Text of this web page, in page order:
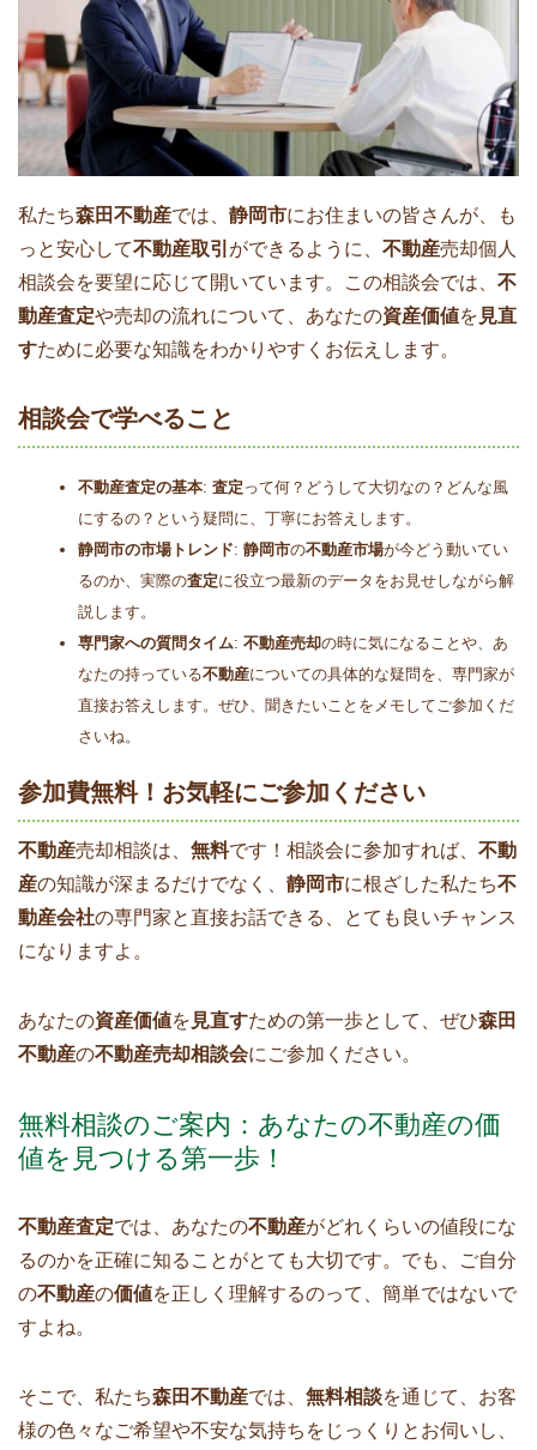
私たち森田不動産では、 静岡市にお住まいの皆さんが、も
っと安心して不動産取引 ができるように、 不動産売却個人
相談会を要望に応じて開いています。この相談会では、 不
動産査定や売却の流れについて、あなたの資産価値を 見直
すために必要な知識をわかりやすくお伝えします。
相談会で学べること
不動産査定の基本: 査定 って何？どうして大切なの？どんな風
にするの？という疑問に、丁寧にお答えします。
静岡市の市場トレンド: 静岡市の不動産市場が今どう動いてい
るのか、実際の査定に役立つ最新のデータをお見せしながら解
説します。
専門家への質問タイム: 不動産売却の時に気になることや、あ
なたの持っている不動産についての具体的な疑問を、専門家が
直接お答えします。ぜひ、聞きたいことをメモしてご参加くだ
さいね。
参加費無料！お気軽にご参加ください
不動産売却相談は、 無料です！相談会に参加すれば、 不動
産の知識が深まるだけでなく、 静岡市に根ざした私たち不
動産会社の専門家と直接お話できる、とても良いチャンス
になりますよ。
あなたの資産価値を 見直すための第一歩として、ぜひ森田
不動産の不動産売却相談会にご参加ください。
無料相談のご案内：あなたの不動産の価
値を見つける第一歩！
不動産査定では、あなたの不動産がどれくらいの値段にな
るのかを正確に知ることがとても大切です。でも、ご自分
の不動産の価値を正しく理解するのって、簡単ではないで
すよね。
そこで、私たち森田不動産では、 無料相談を通じて、お客
様の色々なご希望や不安な気持ちをじっくりとお伺いし、